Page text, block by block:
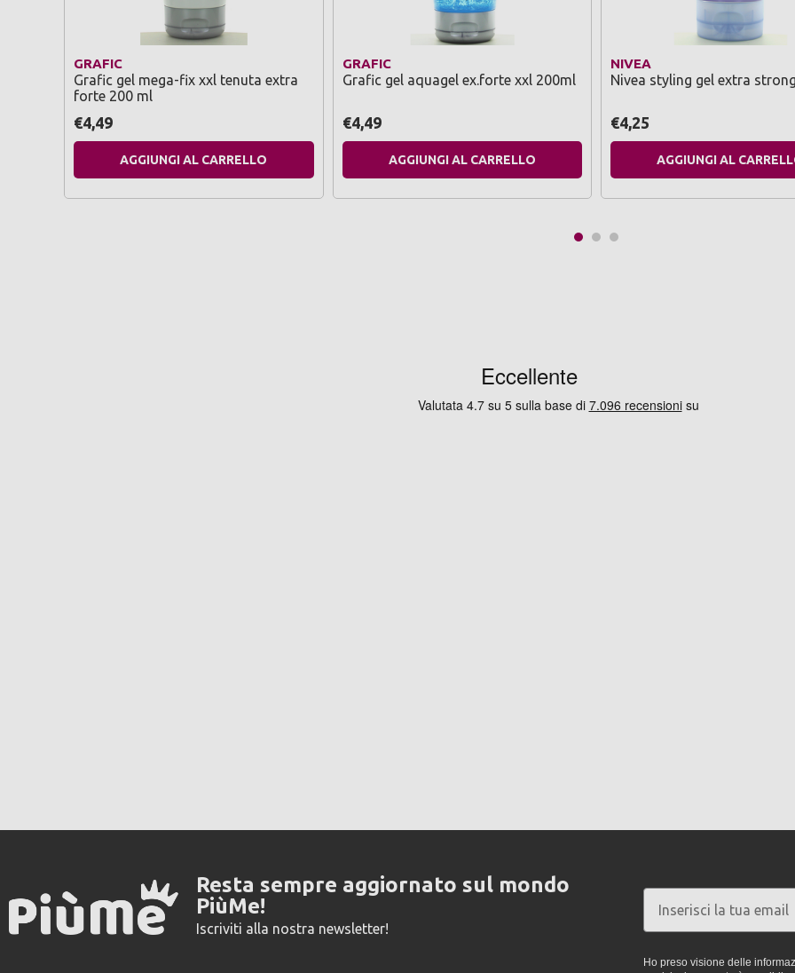
GRAFIC
Grafic gel mega-fix xxl tenuta extra
forte 200 ml
€4,49
AGGIUNGI AL CARRELLO
GRAFIC
Grafic gel aquagel ex.forte xxl 200ml
€4,49
AGGIUNGI AL CARRELLO
NIVEA
Nivea styling gel extra
€4,25
AGGIUNGI AL
Resta sempre aggiornato sul mondo
PiùMe!
Iscriviti alla nostra newsletter!
Ho preso visione delle